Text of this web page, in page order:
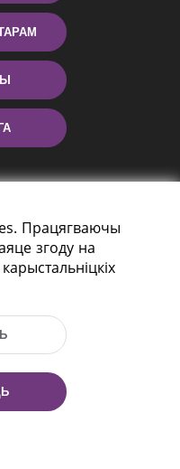
220114
(+375 17)
Працягваючы
згоду на